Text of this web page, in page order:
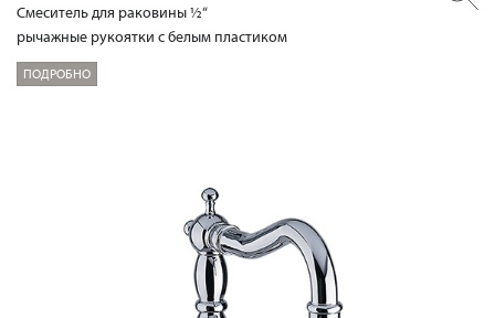
Смеситель для раковины ½“
рычажные рукоятки с белым пластиком
ПОДРОБНО